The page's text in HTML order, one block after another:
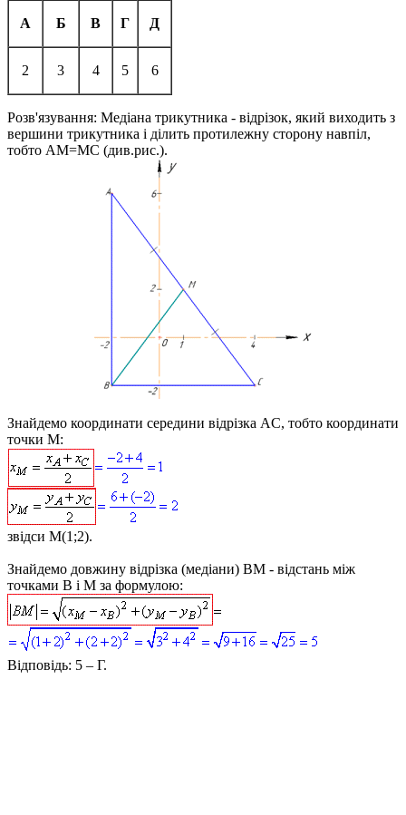
А Б В Г Д
2 3 4 5 6
Розв'язування: Медіана трикутника - відрізок, який виходить з
вершини трикутника і ділить протилежну сторону навпіл,
тобто AM=MC (див.рис.).
Знайдемо координати середини відрізка AC, тобто координати
точки M:
звідси M(1;2).
Знайдемо довжину відрізка (медіани) BM - відстань між
точками B і M за формулою:
Відповідь: 5 – Г.